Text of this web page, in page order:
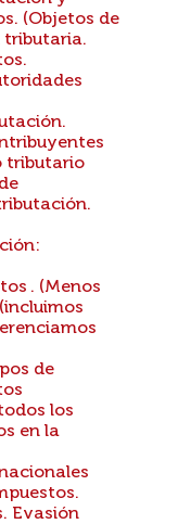
(Objetos de
tributaria.
tributario
. (Menos
de
los
en la
Evasión